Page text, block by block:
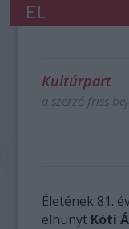
EL
Kultúrpart
a szerző friss
Életének 81.
elhunyt Kóti